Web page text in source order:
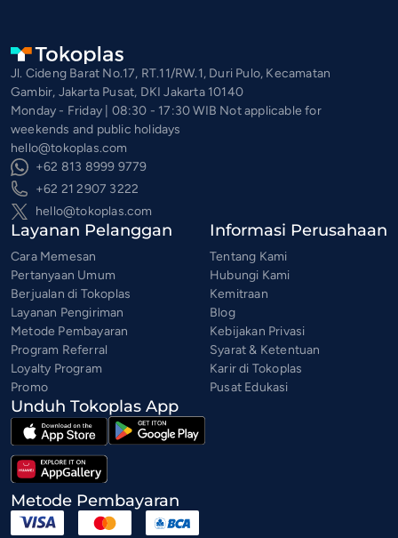
Jl. Cideng Barat No.17, RT.11/RW.1, Duri Pulo, Kecamatan
Gambir, Jakarta Pusat, DKI Jakarta 10140
Monday - Friday | 08:30 - 17:30 WIB Not applicable for
weekends and public holidays
hello@tokoplas.com
+62 813 8999 9779
+62 21 2907 3222
hello@tokoplas.com
Layanan Pelanggan
Cara Memesan
Pertanyaan Umum
Berjualan di Tokoplas
Layanan Pengiriman
Metode Pembayaran
Program Referral
Loyalty Program
Promo
Informasi Perusahaan
Tentang Kami
Hubungi Kami
Kemitraan
Blog
Kebijakan Privasi
Syarat & Ketentuan
Karir di Tokoplas
Pusat Edukasi
Unduh Tokoplas App
Metode Pembayaran